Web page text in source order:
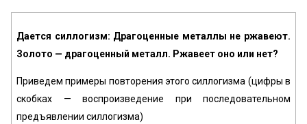
Дается силлогизм: Драгоценные металлы не ржавеют.
Золото — драгоценный металл. Ржавеет оно или нет?
Приведем примеры повторения этого силлогизма (цифры в
скобках — воспроизведение при последовательном
предъявлении силлогизма)